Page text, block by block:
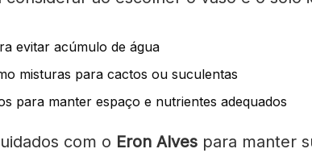
evitar acúmulo de água
misturas para cactos ou suculentas
para manter espaço e nutrientes adequados
com o Eron Alves para manter